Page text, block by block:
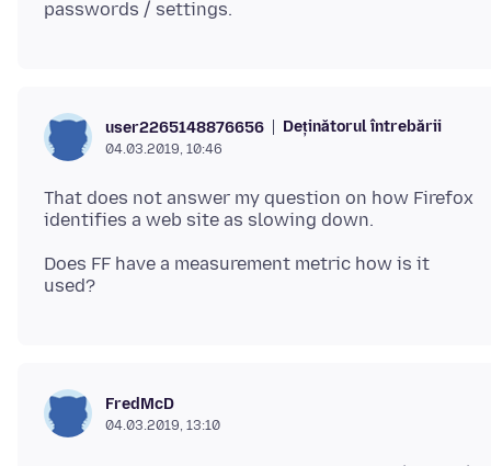
user2265148876656 Deținătorul întrebării
04.03.2019, 10:46
That does not answer my question on how Firefox
Does FF have a measurement metric how is it
FredMcD
04.03.2019, 13:10